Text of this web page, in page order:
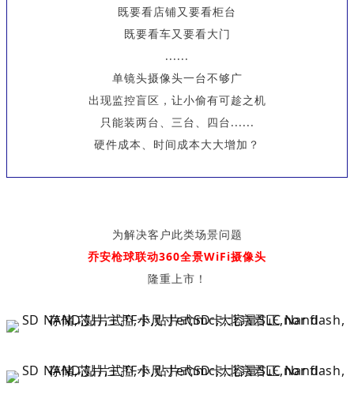
既要看店铺又要看柜台
既要看车又要看大门
......
单镜头摄像头一台不够广
出现监控盲区，让小偷有可趁之机
只能装两台、三台、四台......
硬件成本、时间成本大大增加？
为解决客户此类场景问题
乔安枪球联动360全景WiFi摄像头
隆重上市！